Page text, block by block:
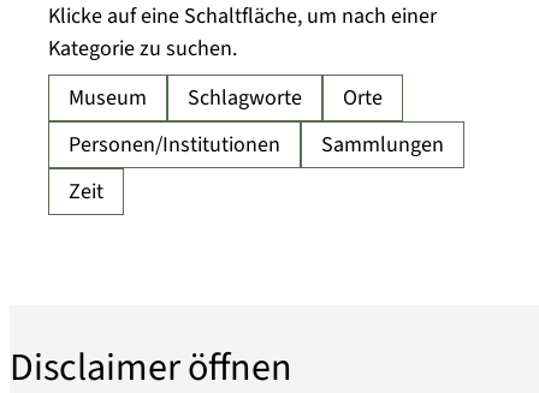
Klicke auf eine Schaltfläche, um nach einer
Kategorie zu suchen.
Disclaimer öffnen